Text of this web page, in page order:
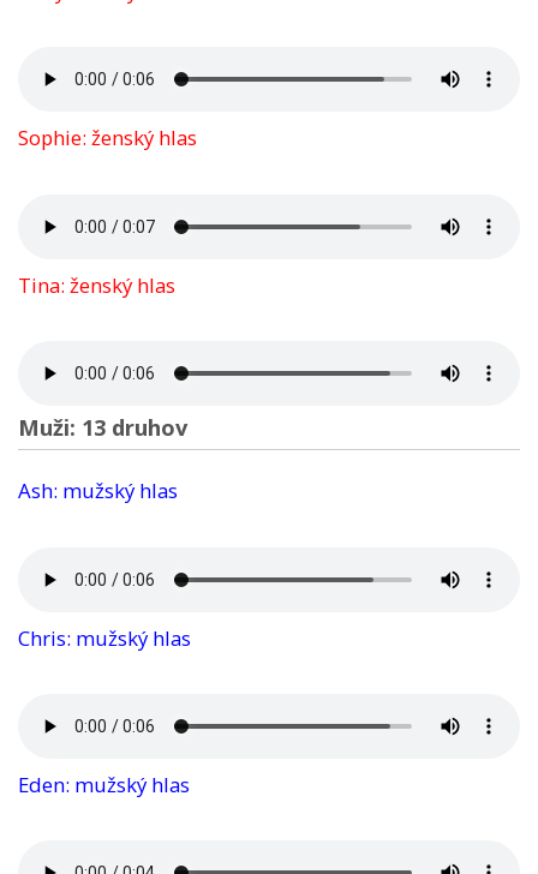
Sophie: ženský hlas
Tina: ženský hlas
Muži: 13 druhov
Ash: mužský hlas
Chris: mužský hlas
Eden: mužský hlas